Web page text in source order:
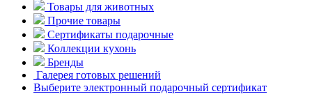
Товары для животных
Прочие товары
Сертификаты подарочные
Коллекции кухонь
Бренды
Галерея готовых решений
Выберите электронный подарочный сертификат